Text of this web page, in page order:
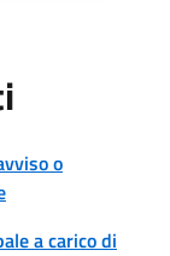
o
a carico di